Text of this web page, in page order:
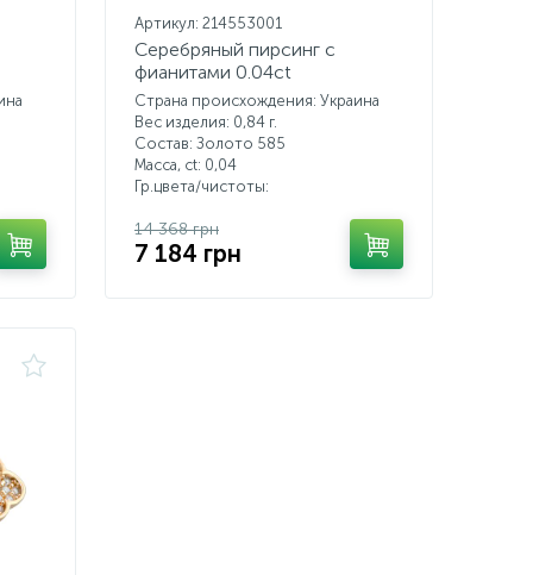
Артикул: 214553001
Серебряный пирсинг с
фианитами 0.04ct
Страна происхождения: Украина
Вес изделия: 0,84 г.
Состав: Золото 585
Масса, ct: 0,04
Гр.цвета/чистоты:
14 368 грн
7 184 грн